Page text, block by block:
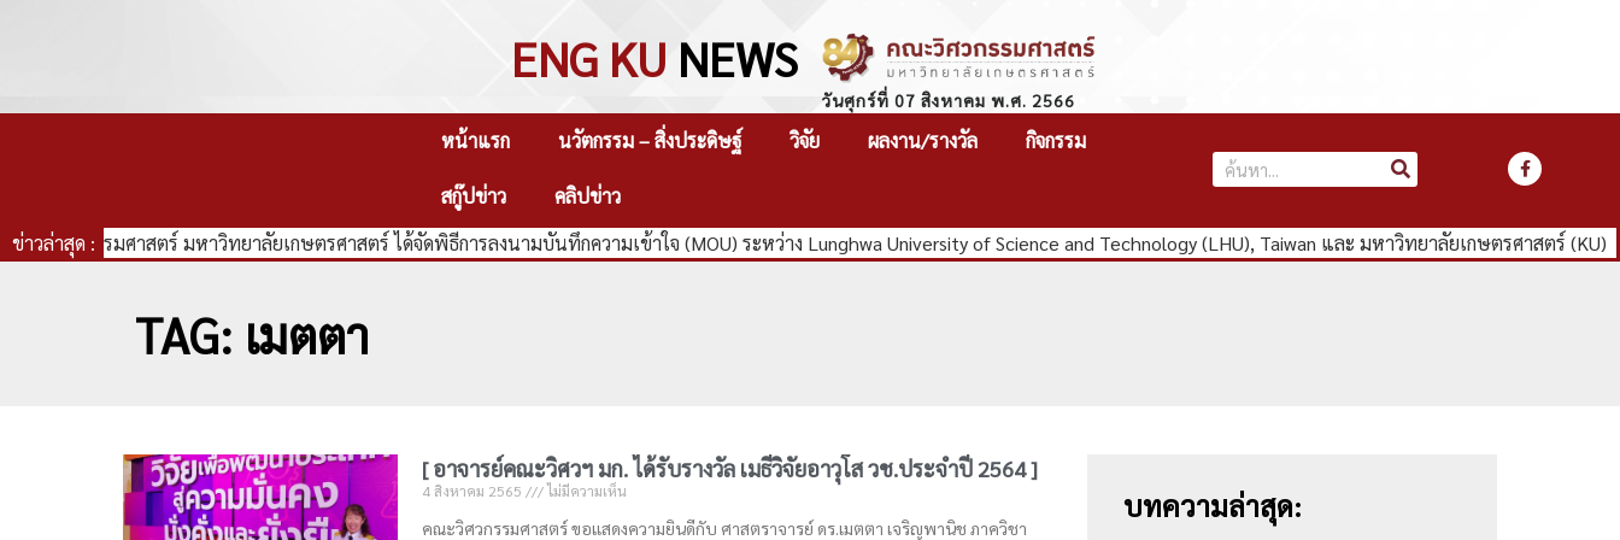
ENG KU NEWS
วันศุกร์ที่ 07 สิงหาคม พ.ศ. 2566
หน้าแรก นวัตกรรม – สิ่งประดิษฐ์ วิจัย ผลงาน/รางวัล กิจกรรม
สกู๊ปข่าว
คลิปข่าว
ข่าวล่าสุด :
คณะวิศวกรรมศาสตร์ มหาวิทยาลัยเกษตรศาสตร์ ได้จัดพิธีการลงนามบันทึกความเข้าใจ (MOU) ระหว่าง Lunghwa University of Science and Technology (LHU), Taiwan และ มหาวิทยาลัยเกษตรศาสตร์ (KU)
TAG: เมตตา
[ อาจารย์คณะวิศวฯ มก. ได้รับรางวัล เมธีวิจัยอาวุโส วช.ประจำปี 2564 ]
4 สิงหาคม 2565 ไม่มีความเห็น
คณะวิศวกรรมศาสตร์ ขอแสดงความยินดีกับ ศาสตราจารย์ ดร.เมตตา เจริญพานิช ภาควิชา
บทความล่าสุด: